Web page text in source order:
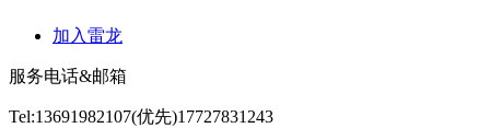
加入雷龙
服务电话&邮箱
Tel:13691982107(优先)17727831243